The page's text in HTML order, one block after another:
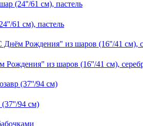
61 см), пастель
из шаров (16''/41 см),
(37''/94 см)